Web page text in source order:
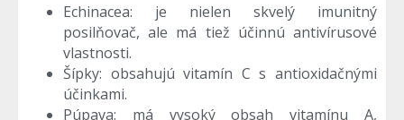
Echinacea: je nielen skvelý imunitný
posilňovač, ale má tiež účinnú antivírusové
vlastnosti.
Šípky: obsahujú vitamín C s antioxidačnými
účinkami.
Púpava: má vysoký obsah vitamínu A,